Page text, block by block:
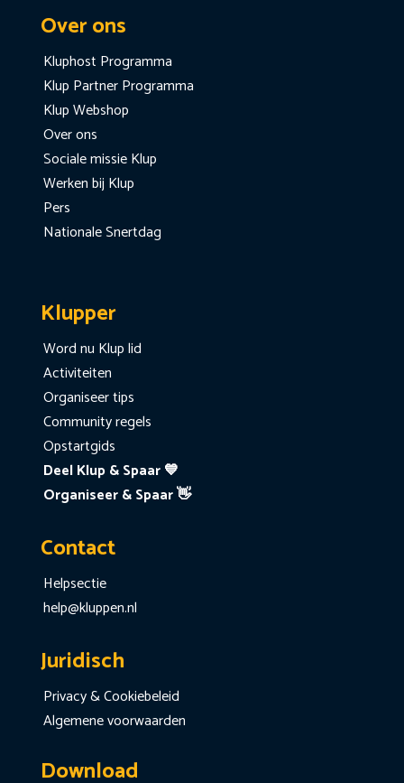
Over ons
Kluphost Programma
Klup Partner Programma
Klup Webshop
Over ons
Sociale missie Klup
Werken bij Klup
Pers
Nationale Snertdag
Klupper
Word nu Klup lid
Activiteiten
Organiseer tips
Community regels
Opstartgids
Deel Klup & Spaar 💙
Organiseer & Spaar 👋
Contact
Helpsectie
help@kluppen.nl
Juridisch
Privacy & Cookiebeleid
Algemene voorwaarden
Download